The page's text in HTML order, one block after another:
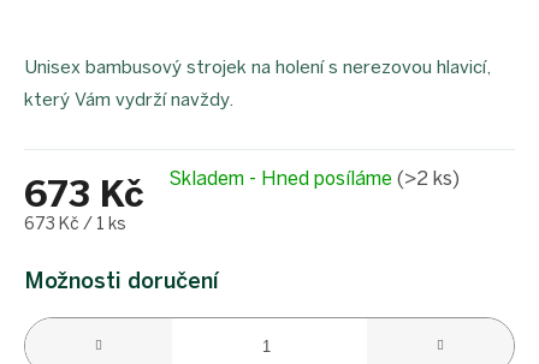
673 Kč
Měrná
673 Kč / 1 ks
Skladem - Hned posíláme (>2 ks)
Možnosti doručení
Unisex bambusový strojek na holení s nerezovou hlavicí,
který Vám vydrží navždy.